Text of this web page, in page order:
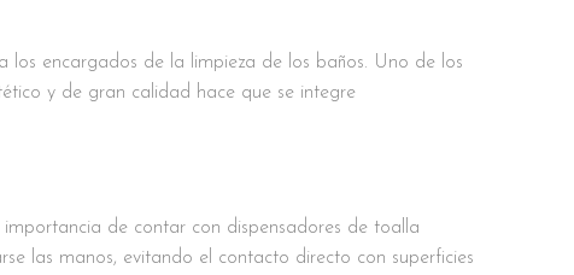
encargados de la limpieza de los baños. Uno de los
y de gran calidad hace que se integre
de contar con dispensadores de toalla
las manos, evitando el contacto directo con superficies